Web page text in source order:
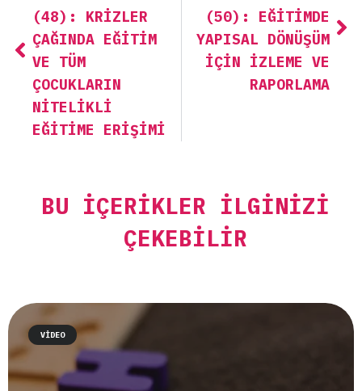
(48): KRIZLER
ÇAĞINDA EĞITIM
VE TÜM
ÇOCUKLARIN
NITELIKLI
EĞITIME ERIŞIMI
(50): EĞITIMDE
YAPISAL DÖNÜŞÜM
IÇIN İZLEME VE
RAPORLAMA
BU İÇERIKLER İLGINIZI
ÇEKEBILIR
VIDEO